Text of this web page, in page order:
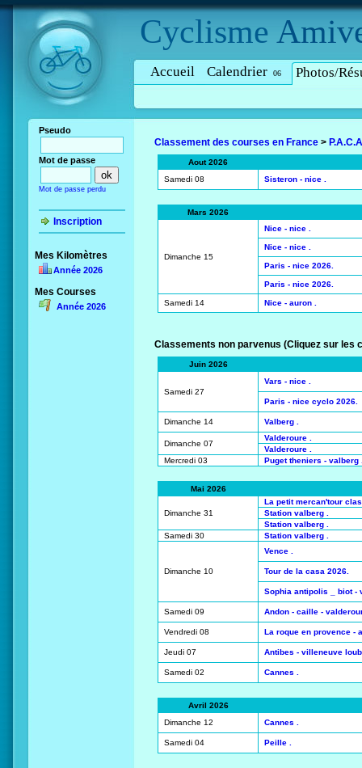
Cyclisme
Accueil Calendrier 06 Photos/
Pseudo
Mot de passe
Mot de passe perdu
Inscription
Mes Kilomètres
Année 2026
Mes Courses
Année 2026
Classement des courses en France >
Aout 2026
Samedi 08
Sisteron - nice .
Mars 2026
Dimanche 15
Nice - nice .
Nice - nice .
Paris - nice 2026.
Paris - nice 2026.
Samedi 14 Nice - auron .
Classements non parvenus (Cliquez sur
Juin 2026
Samedi 27
Vars - nice .
Paris - nice cyclo 2026.
Dimanche 14 Valberg .
Dimanche 07
Valderoure .
Valderoure .
Mercredi 03
Puget theniers - valberg
Mai 2026
Dimanche 31
La petit mercan'tour
Station valberg .
Station valberg .
Samedi 30
Station valberg .
Dimanche 10
Vence .
Tour de la casa 2026.
Sophia antipolis _ biot -
Samedi 09 Andon - caille -
Vendredi 08 La roque en provence -
Jeudi 07 Antibes - villeneuve
Samedi 02 Cannes .
Avril 2026
Dimanche 12
Cannes .
Samedi 04 Peille .